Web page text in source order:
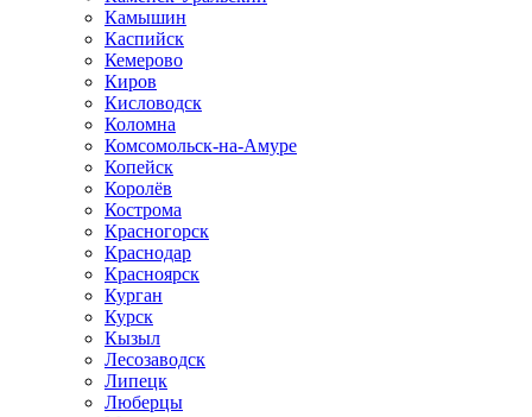
Камышин
Каспийск
Кемерово
Киров
Кисловодск
Коломна
Комсомольск-на-Амуре
Копейск
Королёв
Кострома
Красногорск
Краснодар
Красноярск
Курган
Курск
Кызыл
Лесозаводск
Липецк
Люберцы